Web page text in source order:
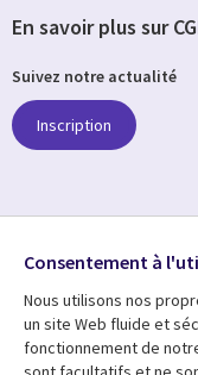
En savoir plus sur
Suivez notre actualité
Inscription
Media
CANADA
Consentement à
Nous utilisons nos
un site Web fluide et
fonctionnement de